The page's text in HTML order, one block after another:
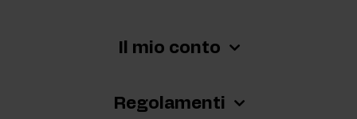
Il mio conto
Regolamenti